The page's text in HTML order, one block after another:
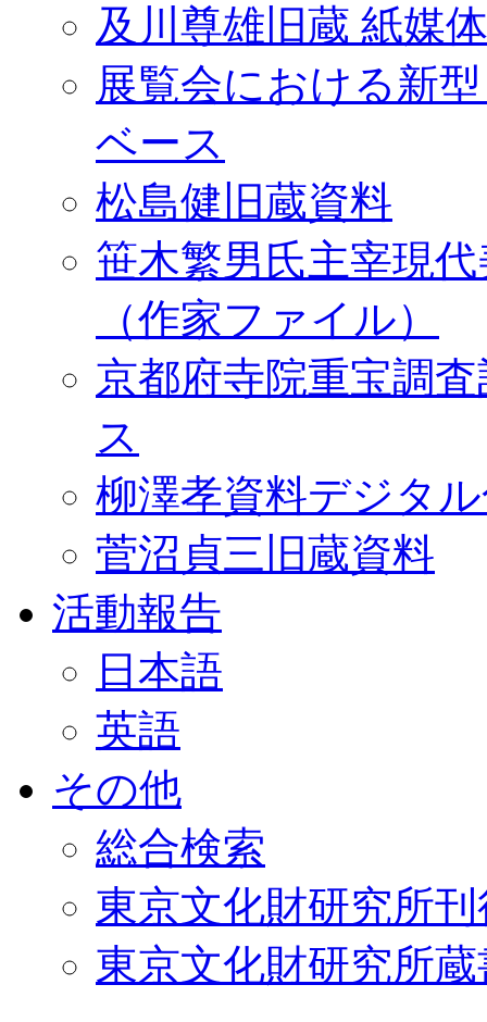
及川尊雄旧蔵 紙媒
展覧会における新
ベース
松島健旧蔵資料
笹木繁男氏主宰現
（作家ファイル）
京都府寺院重宝調
ス
柳澤孝資料デジタ
菅沼貞三旧蔵資料
活動報告
日本語
英語
その他
総合検索
東京文化財研究所
東京文化財研究所